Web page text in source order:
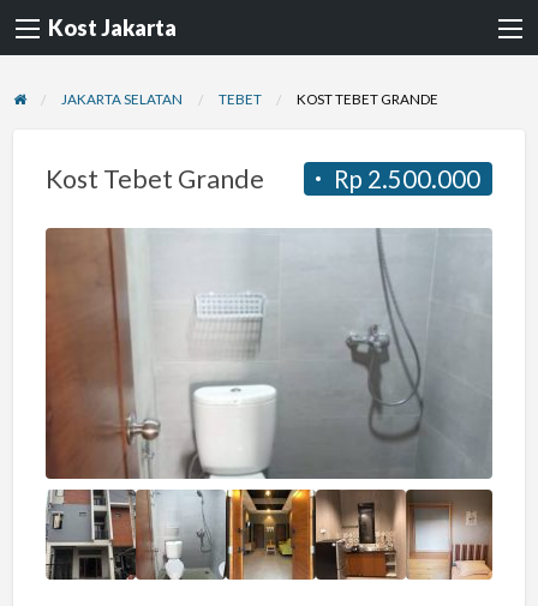
Kost Jakarta
JAKARTA SELATAN TEBET KOST TEBET GRANDE
Rp 2.500.000
Kost Tebet Grande